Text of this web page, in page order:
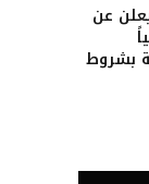
عن
بشروط